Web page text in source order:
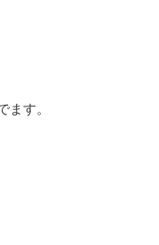
ます。